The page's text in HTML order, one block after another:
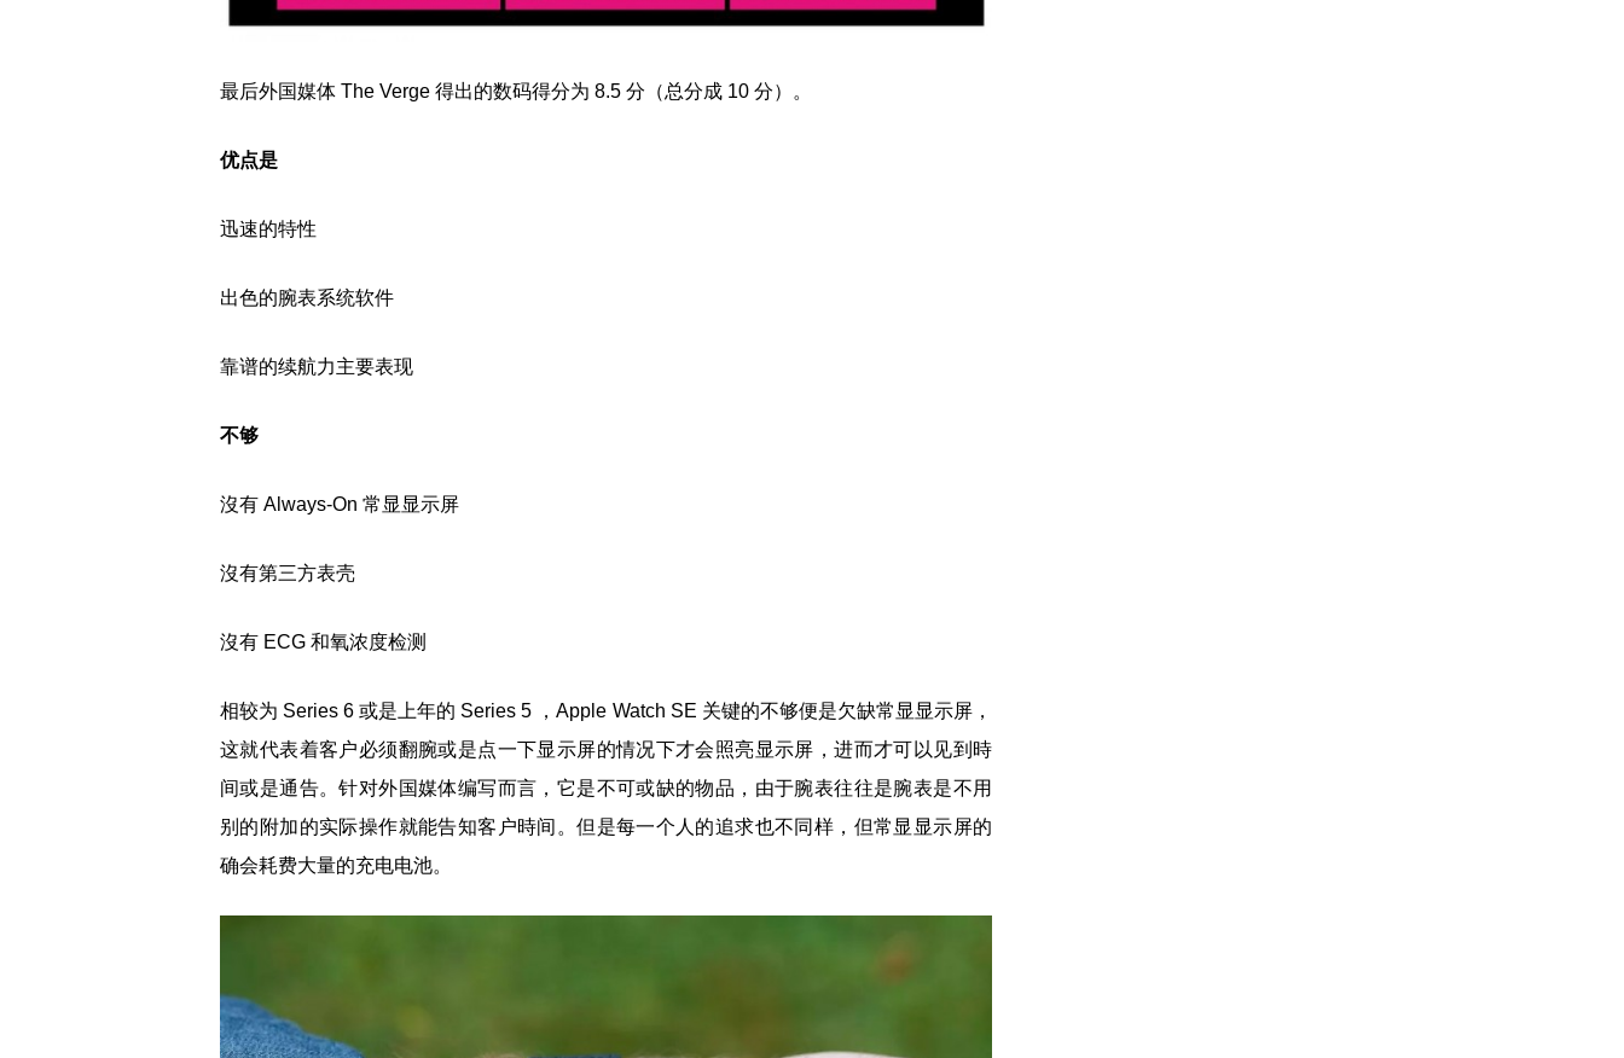
最后外国媒体 The Verge 得出的数码得分为 8.5 分（总分成 10 分）。
优点是
迅速的特性
出色的腕表系统软件
靠谱的续航力主要表现
不够
沒有 Always-On 常显显示屏
沒有第三方表壳
沒有 ECG 和氧浓度检测
相较为 Series 6 或是上年的 Series 5 ，Apple Watch SE 关键的不够便是欠缺常显显示屏，
这就代表着客户必须翻腕或是点一下显示屏的情况下才会照亮显示屏，进而才可以见到時
间或是通告。针对外国媒体编写而言，它是不可或缺的物品，由于腕表往往是腕表是不用
别的附加的实际操作就能告知客户時间。但是每一个人的追求也不同样，但常显显示屏的
确会耗费大量的充电电池。